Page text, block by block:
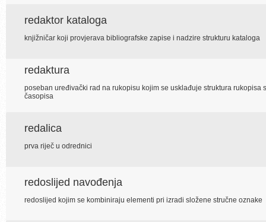
redaktor kataloga
knjižničar koji provjerava bibliografske zapise i nadzire strukturu kataloga
redaktura
poseban uređivački rad na rukopisu kojim se usklađuje struktura
časopisa
redalica
prva riječ u odrednici
redoslijed navođenja
redoslijed kojim se kombiniraju elementi pri izradi složene stručne oznake